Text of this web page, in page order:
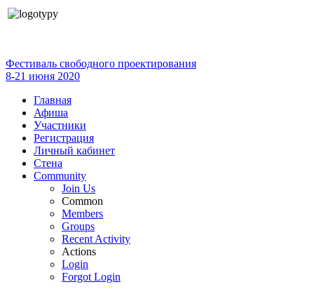
Фестиваль свободного проектирования
8-21 июня 2020
Главная
Афиша
Участники
Регистрация
Личный кабинет
Стена
Community
Join Us
Common
Members
Groups
Recent Activity
Actions
Login
Forgot Login